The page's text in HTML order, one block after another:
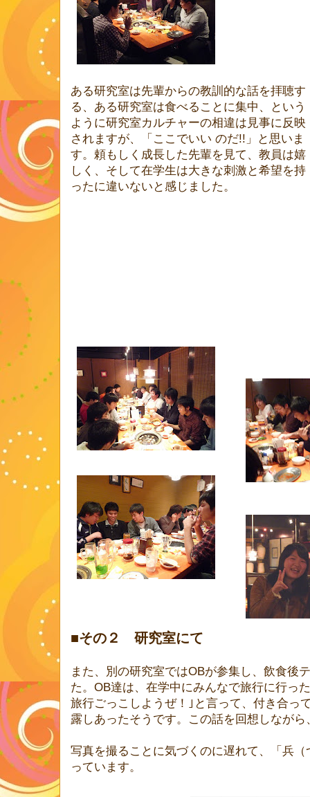
ある研究室は先輩からの教訓的な話を拝聴す
る、ある研究室は食べることに集中、という
ように研究室カルチャーの相違は見事に反映
されますが、「ここでいい のだ!!」と思いま
す。頼もしく成長した先輩を見て、教員は嬉
しく、そして在学生は大きな刺激と希望を持
ったに違いないと感じました。
■その２ 研究室にて
また、別の研究室ではOBが参集し、飲食後
た。OB達は、在学中にみんなで旅行に行っ
旅行ごっこしようぜ！｣と言って、付き合っ
露しあったそうです。この話を回想しなが
写真を撮ることに気づくのに遅れて、「兵
っています。